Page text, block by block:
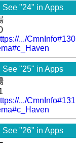
See "24" in Apps
.../CmnInfo#130
See "25" in Apps
.../CmnInfo#131
See "26" in Apps